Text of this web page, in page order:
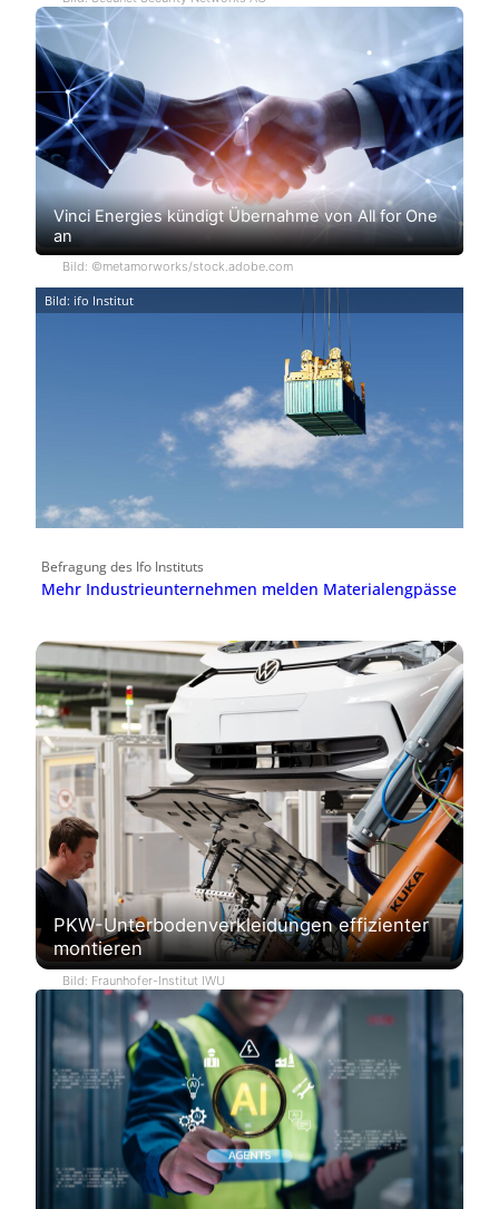
Vinci Energies kündigt Übernahme von All for One
an
Bild: ©metamorworks/stock.adobe.com
Bild: ifo Institut
Befragung des Ifo Instituts
Mehr Industrieunternehmen melden Materialengpässe
PKW-Unterbodenverkleidungen effizienter
montieren
Bild: Fraunhofer-Institut IWU